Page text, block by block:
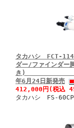
タカハシ FCT-
ダー/ファインダー
き)
年6月24日新発売
412,000円(税込
タカハシ FS-